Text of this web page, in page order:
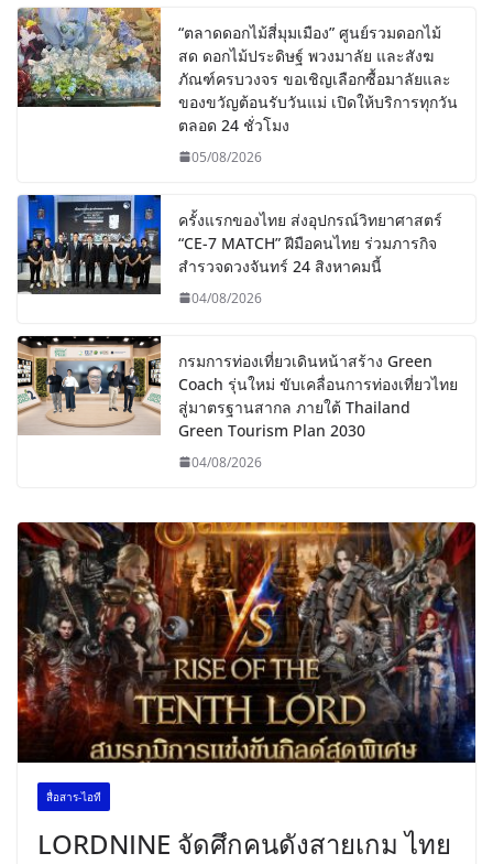
“ตลาดดอกไม้สี่มุมเมือง” ศูนย์รวมดอกไม้
สด ดอกไม้ประดิษฐ์ พวงมาลัย และสังฆ
ภัณฑ์ครบวงจร ขอเชิญเลือกซื้อมาลัยและ
ของขวัญต้อนรับวันแม่ เปิดให้บริการทุกวัน
ตลอด 24 ชั่วโมง
05/08/2026
ครั้งแรกของไทย ส่งอุปกรณ์วิทยาศาสตร์
“CE-7 MATCH” ฝีมือคนไทย ร่วมภารกิจ
สำรวจดวงจันทร์ 24 สิงหาคมนี้
04/08/2026
กรมการท่องเที่ยวเดินหน้าสร้าง Green
Coach รุ่นใหม่ ขับเคลื่อนการท่องเที่ยวไทย
สู่มาตรฐานสากล ภายใต้ Thailand
Green Tourism Plan 2030
04/08/2026
สื่อสาร-ไอที
LORDNINE จัดศึกคนดังสายเกม ไทย